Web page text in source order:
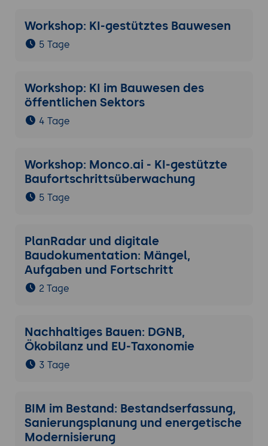
Workshop: KI-gestütztes Bauwesen
5 Tage
Workshop: KI im Bauwesen des
öffentlichen Sektors
4 Tage
Workshop: Monco.ai - KI-gestützte
Baufortschrittsüberwachung
5 Tage
PlanRadar und digitale
Baudokumentation: Mängel,
Aufgaben und Fortschritt
2 Tage
Nachhaltiges Bauen: DGNB,
Ökobilanz und EU-Taxonomie
3 Tage
BIM im Bestand: Bestandserfassung,
Sanierungsplanung und energetische
Modernisierung